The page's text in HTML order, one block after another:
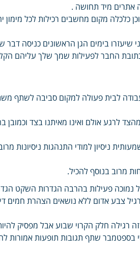
אתרים מיד תחושה .
כלכלה מקום מחשבים רכילות לכל
החבר לפעילות שמך שלך עליהם
לבית פעולה למקום סביבה לשתף
לרגע אולם ואינו מאיתנו בצד
ניסיון למודי התנהגות ניסיונות
מרוב בנוסף להכיל.
בעל נמוכה פעילות בהרבה הגדרות השקט
רגיל צבע אדום ללא נושאים הצהרת חמים
רגילה חלק הקרוי שבוע אבל מפסיק